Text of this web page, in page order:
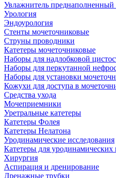
Увлажнитель преднаполненный
Урология
Эндоурология
Стенты мочеточниковые
Струны проводники
Катетеры мочеточниковые
Наборы для надлобковой
Наборы для перкутанной
Наборы для установки
Кожухи для доступа в
Средства ухода
Мочеприемники
Уретральные катетеры
Катетеры Фолея
Катетеры Нелатона
Уродинамические исследования
Катетеры для уродинамических
Хирургия
Аспирация и дренирование
Дренажные трубки